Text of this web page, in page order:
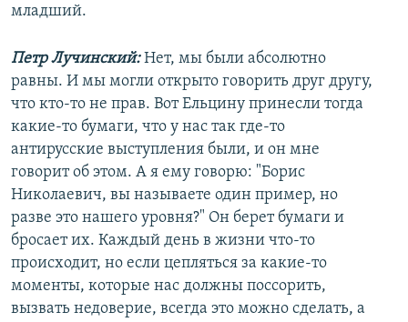
младший.
Петр Лучинский:Нет, мы были абсолютно
равны. И мы могли открыто говорить друг другу,
что кто-то не прав. Вот Ельцину принесли тогда
какие-то бумаги, что у нас так где-то
антирусские выступления были, и он мне
говорит об этом. А я ему говорю: "Борис
Николаевич, вы называете один пример, но
разве это нашего уровня?" Он берет бумаги и
бросает их. Каждый день в жизни что-то
происходит, но если цепляться за какие-то
моменты, которые нас должны поссорить,
вызвать недоверие, всегда это можно сделать, а